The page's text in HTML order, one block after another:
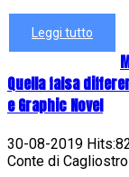
Leggi tutto
Quella falsa
e Graphic Novel
30-08-2019
Conte di Cagliostro